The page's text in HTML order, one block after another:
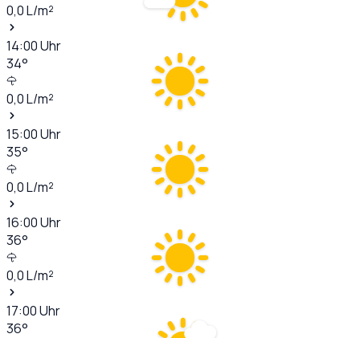
0,0L/m²
14:00Uhr
34°
0,0L/m²
15:00Uhr
35°
0,0L/m²
16:00Uhr
36°
0,0L/m²
17:00Uhr
36°